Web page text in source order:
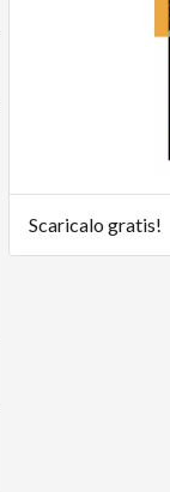
Scaricalo gratis!